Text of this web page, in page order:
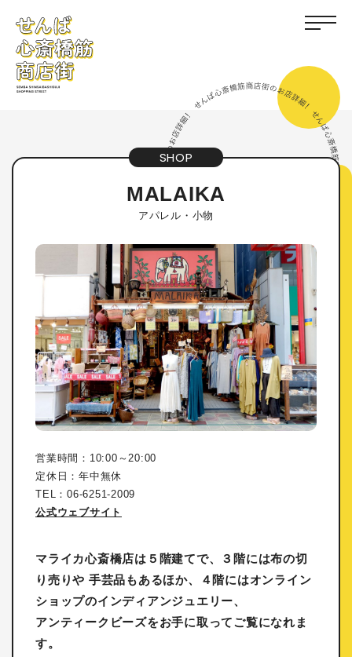
SHOP
MALAIKA
アパレル・小物
営業時間：10:00～20:00
定休日：年中無休
TEL：06-6251-2009
公式ウェブサイト
マライカ心斎橋店は５階建てで、３階には布の切
り売りや 手芸品もあるほか、４階にはオンライン
ショップのインディアンジュエリー、
アンティークビーズをお手に取ってご覧になれま
す。